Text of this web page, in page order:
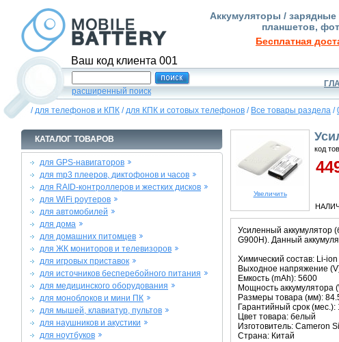
Ваш код клиента 001
Аккумуляторы /
планшетов,
Бесплатная
расширенный поиск
/для телефонов и КПК /для КПК и сотовых телефонов / Все товары раздела /
КАТАЛОГ ТОВАРОВ
для GPS-навигаторов
для mp3 плееров, диктофонов и часов
для RAID-контроллеров и жестких дисков
для WiFi роутеров
для автомобилей
для дома
для домашних питомцев
для ЖК мониторов и телевизоров
для игровых приставок
для источников бесперебойного питания
для медицинского оборудования
для моноблоков и мини ПК
для мышей, клавиатур, пультов
для наушников и акустики
для ноутбуков
Увеличить
код
Усиленный аккумулятор
G900H). Данный
Химический состав: Li-ion
Выходное напряжение
Емкость (mAh): 5600
Мощность аккумулятора
Размеры товара (мм):
Гарантийный срок (мес.):
Цвет товара: белый
Изготовитель: Cameron
Страна: Китай